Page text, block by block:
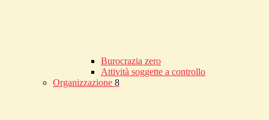
Burocrazia zero
Attività soggette a controllo
Organizzazione 8